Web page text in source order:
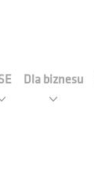
Dla biznesu